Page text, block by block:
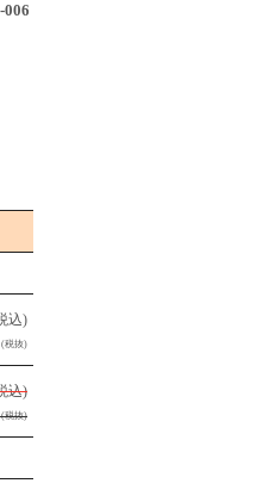
006
込)
(税抜)
込)
(税抜)